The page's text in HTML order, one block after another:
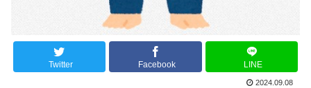
Twitter Facebook LINE
2024.09.08